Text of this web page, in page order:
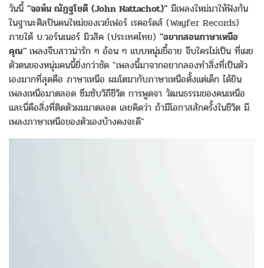
วันนี้ "จอห์น ณัฏฐโชติ (John Nattachot)" มีเพลงใหม่มาให้ฟังกัน
ในฐานะศิลปินคนใหม่ของเวย์เฟอร์ เรคอร์ดส์ (Wayfer Records)
ภายใต้ บ.วอร์นเนอร์ มิวสิค (ประเทศไทย) "อยากสอนภาษาเหนือ
คุณ" เพลงจีบสาวน่ารัก ๆ อ้อน ๆ แบบหนุ่มขี้อาย จีบใครไม่เป็น ที่เผย
ตัวตนของหนุ่มคนนี้ยิ่งกว่าชัด "เพลงนี้มาจากอยากลองทำสิ่งที่เป็นตัว
เองมากที่สุดคือ ภาษาเหนือ ผมโตมากับภาษาเหนือตั้งแต่เด็ก ได้ยิน
เพลงเหนือมาตลอด ซึมซับวิถีชีวิต การพูดจา วัฒนธรรมของคนเหนือ
เเละนี่คือสิ่งที่ติดตัวผมมาตลอด เลยคิดว่า ถ้ามีโอกาสสักครั้งในชีวิต มี
เพลงภาษาเหนือของตัวเองบ้างคงจะดี"